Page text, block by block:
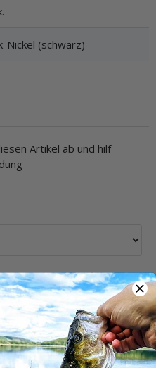
Nickel (schwarz)
Artikel ab und hilf